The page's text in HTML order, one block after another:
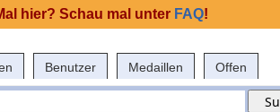
Benutzer Medaillen Offen
hier? Schau mal unter FAQ!